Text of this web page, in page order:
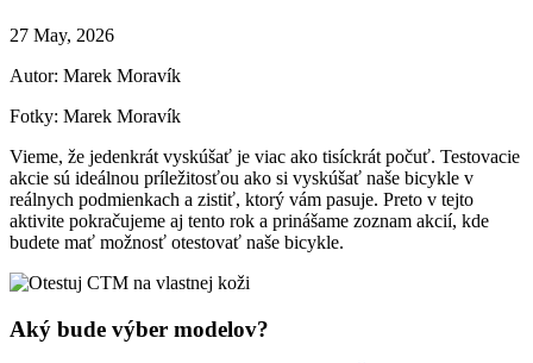
27 May, 2026
Autor: Marek Moravík
Fotky: Marek Moravík
Vieme, že jedenkrát vyskúšať je viac ako tisíckrát počuť. Testovacie
akcie sú ideálnou príležitosťou ako si vyskúšať naše bicykle v
reálnych podmienkach a zistiť, ktorý vám pasuje. Preto v tejto
aktivite pokračujeme aj tento rok a prinášame zoznam akcií, kde
budete mať možnosť otestovať naše bicykle.
Aký bude výber modelov?